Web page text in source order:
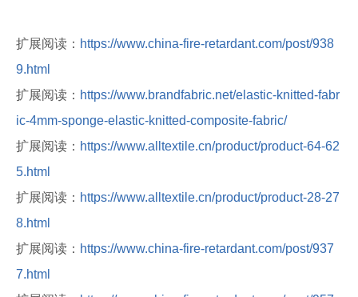
扩展阅读： https://www.china-fire-retardant.com/post/938
9.html
扩展阅读： https://www.brandfabric.net/elastic-knitted-fabr
ic-4mm-sponge-elastic-knitted-composite-fabric/
扩展阅读： https://www.alltextile.cn/product/product-64-62
5.html
扩展阅读： https://www.alltextile.cn/product/product-28-27
8.html
扩展阅读： https://www.china-fire-retardant.com/post/937
7.html